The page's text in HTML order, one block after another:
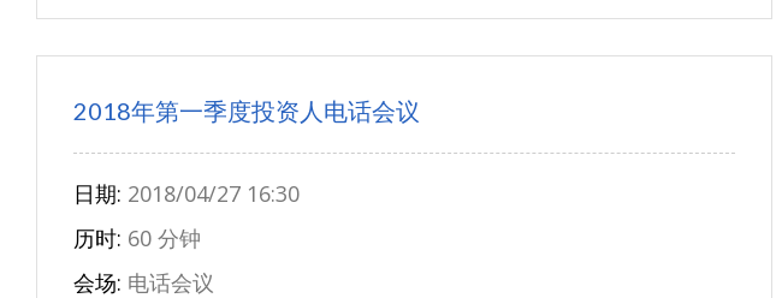
2018年第一季度投资人电话会议
日期: 2018/04/27 16:30
历时: 60 分钟
会场: 电话会议